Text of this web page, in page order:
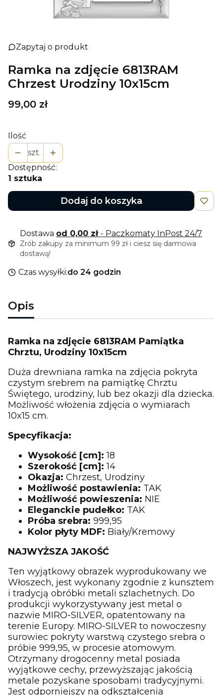
Zapytaj o produkt
Ramka na zdjęcie 6813RAM
Chrzest Urodziny 10x15cm
Cena
99,00 zł
Ilość
szt.
Dostępność:
1 sztuka
Dodaj do koszyka
Dostawa od 0,00 zł - Paczkomaty InPost 24/7
Zrób zakupy za minimum 99 zł i ciesz się darmowa
dostawą!
Czas wysyłki:do 24 godzin
Opis
Ramka na zdjęcie 6813RAM Pamiątka
Chrztu, Urodziny 10x15cm
Duża drewniana ramka na zdjęcia pokryta
czystym srebrem na pamiątkę Chrztu
Świętego, urodziny, lub bez okazji dla dziecka.
Możliwość włożenia zdjęcia o wymiarach
10x15 cm.
Specyfikacja:
Wysokość [cm]: 18
Szerokość [cm]: 14
Okazja: Chrzest, Urodziny
Możliwość postawienia: TAK
Możliwość powieszenia: NIE
Eleganckie pudełko: TAK
Próba srebra: 999,95
Kolor płyty MDF: Biały/Kremowy
NAJWYŻSZA JAKOŚĆ
Ten wyjątkowy obrazek wyprodukowany we
Włoszech, jest wykonany zgodnie z kunsztem
i tradycją obróbki metali szlachetnych. Do
produkcji wykorzystywany jest metal o
nazwie MIRO-SILVER, opatentowany na
terenie Europy. MIRO-SILVER to nowoczesny
surowiec pokryty warstwą czystego srebra o
próbie 999,95, w procesie atomowym.
Otrzymany drogocenny metal posiada
wyjątkowe cechy, przewyższając jakością
metale pozyskane sposobami tradycyjnymi.
Jest odporniejszy na odkształcenia